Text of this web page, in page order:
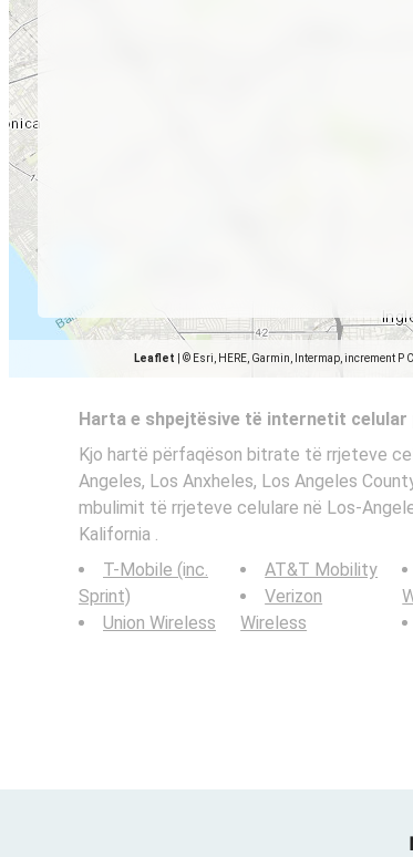
Leaflet © Esri, HERE, Garmin, Intermap, increment P
Harta e shpejtësive të internetit
Kjo hartë përfaqëson bitrate të rrjeteve
Angeles, Los Anxheles, Los Angeles
mbulimit të rrjeteve celulare në Los-
Kalifornia .
T-Mobile (inc.
Sprint)
Union Wireless
AT&T Mobility
Verizon
Wireless